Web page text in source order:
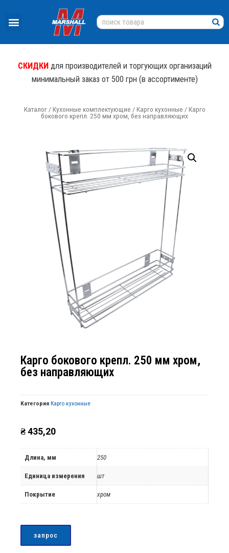
СКИДКИдля производителей и торгующих организаций
минимальный заказ от 500 грн (в ассортименте)
Каталог/Кухонные комплектующие /Карго кухонные / Карго
бокового крепл. 250 мм хром, без направляющих
Карго бокового крепл. 250 мм хром,
без направляющих
Категория Карго кухонные
₴ 435,20
Длина, мм 250
Единица измерения шт
Покрытие хром
запрос